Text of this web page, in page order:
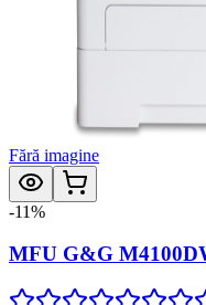
Fără imagine
-11%
MFU G&G